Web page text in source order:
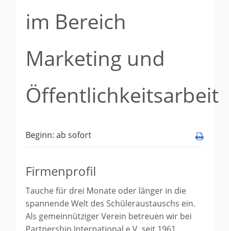
im Bereich
Marketing und
Öffentlichkeitsarbeit
Beginn: ab sofort
Firmenprofil
Tauche für drei Monate oder länger in die
spannende Welt des Schüleraustauschs ein.
Als gemeinnütziger Verein betreuen wir bei